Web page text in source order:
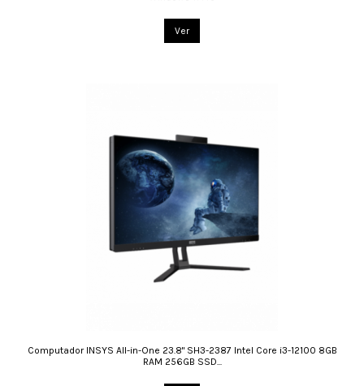
Ver
Computador INSYS All-in-One 23.8" SH3-2387 Intel Core i3-12100 8GB
RAM 256GB SSD...